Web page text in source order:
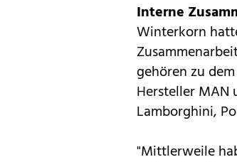
Interne
Winterkorn
gehören zu
Hersteller MAN
Lamborghini,
"Mittlerweile